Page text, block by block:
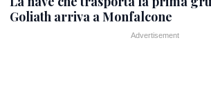
Goliath arriva a Monfalcone